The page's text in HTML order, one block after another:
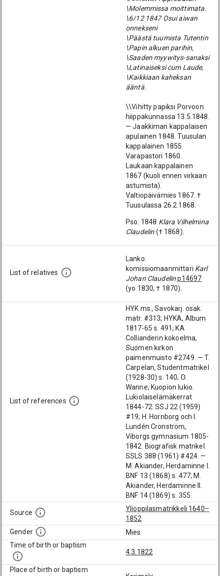
\Molemmissa moittimata.
\6/12 1847 Osui aiwan
onnekseni
\Päästä tuumista Tutentin
\Papin alkuen parihin,
\Saaden myywitys-sanaksi
\Latinaiseksi cum Laude,
\Kaikkiaan kaheksan
ääntä.
\\Vihitty papiksi Porvoon
hiippakunnassa 13.5.1848.
— Jaakkiman kappalaisen
apulainen 1848. Tuusulan
kappalainen 1855.
Varapastori 1860.
Laukaan kappalainen
1867 (kuoli ennen virkaan
astumista).
Valtiopäivämies 1867. †
Tuusulassa 26.2.1868.
Pso: 1848 Klara Vilhelmina
Claudelin († 1868).
List of relatives
Lanko:
komissiomaanmittari Karl
Johan Claudelin p14697
(yo 1830, † 1870).
List of references
HYK ms., Savokarj. osak.
matr. #313; HYKA, Album
1817-65 s. 491; KA
Collianderin kokoelma,
Suomen kirkon
paimenmuisto #2749. — T.
Carpelan, Studentmatrikel
(1928-30) s. 140; O.
Wanne, Kuopion lukio.
Lukiolaiselämäkerrat
1844-72. SSJ 22 (1959)
#19; H. Hornborg och I.
Lundén Cronström,
Viborgs gymnasium 1805-
1842. Biografisk matrikel.
SSLS 388 (1961) #424. —
M. Akiander, Herdaminne I.
BNF 13 (1868) s. 477; M.
Akiander, Herdaminne II.
BNF 14 (1869) s. 355.
Source
Ylioppilasmatrikkeli 1640–
1852
Gender
Mies
Time of birth or baptism
4.3.1822
Place of birth or baptism